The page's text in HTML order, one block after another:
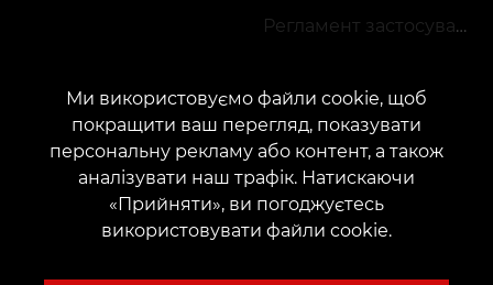
Регламент застосування акцій
КОНТАКТИ
Зв'яжіться з нами:customers@vean-tattoo.com
Співпраця: marketing.veantattoo@gmail.com
Скарги та пропозиції:complaints@vean-tattoo.com
Ми використовуємо файли cookie, щоб
покращити ваш перегляд, показувати
персональну рекламу або контент, а також
аналізувати наш трафік. Натискаючи
«Прийняти», ви погоджуєтесь
використовувати файли cookie.